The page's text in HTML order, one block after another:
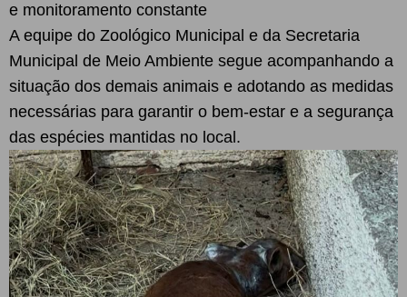
e monitoramento constante
A equipe do Zoológico Municipal e da Secretaria
Municipal de Meio Ambiente segue acompanhando a
situação dos demais animais e adotando as medidas
necessárias para garantir o bem-estar e a segurança
das espécies mantidas no local.